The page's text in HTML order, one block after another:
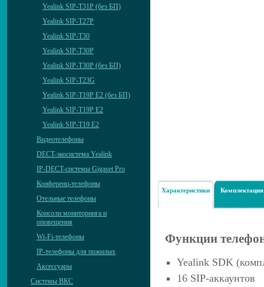
Yealink SIP-T31P (без БП)
Yealink SIP-T27P
Yealink SIP-T30
Yealink SIP-T30P
Yealink SIP-T30P (без БП)
Yealink SIP-T23G
Yealink SIP-T19P E2 (без БП)
Yealink SIP-T19P E2
Yealink SIP-T19 E2
Видеотелефоны
DECT-экосистема Yealink
IP-DECT-системы Gigaset Pro
Конференц-телефоны
Отельные телефоны
Консоли мониторинга и
оповещения
Wi-Fi-телефоны
IP-телефоны для пожилых
Аксессуары
Системы ВКС
Характеристики Комплектация
Функции
Yealink SDK
16 SIP-аккаунтов